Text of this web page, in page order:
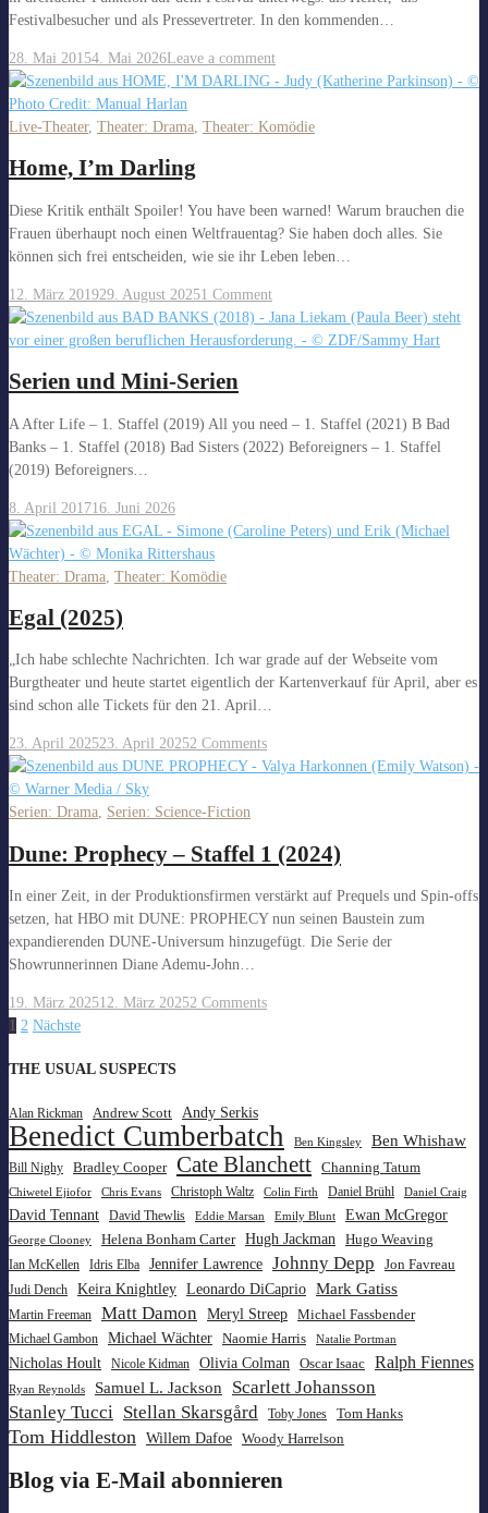
Festivalbesucher und als Pressevertreter. In den kommenden…
28. Mai 20154. Mai 2026Leave a comment
Live-Theater, Theater: Drama Theater: Komödie
Home, I’m Darling
Diese Kritik enthält Spoiler! You have been warned! Warum brauchen die
Frauen überhaupt noch einen Weltfrauentag? Sie haben doch alles. Sie
können sich frei entscheiden, wie sie ihr Leben leben…
12. März 201929. August 20251 Comment
Serien und Mini-Serien
A After Life – 1. Staffel (2019) All you need – 1. Staffel (2021) B Bad
Banks – 1. Staffel (2018) Bad Sisters (2022) Beforeigners – 1. Staffel
(2019) Beforeigners…
8. April 201716. Juni 2026
Theater: Drama Theater: Komödie
Egal (2025)
„Ich habe schlechte Nachrichten. Ich war grade auf der Webseite vom
Burgtheater und heute startet eigentlich der Kartenverkauf für April, aber es
sind schon alle Tickets für den 21. April…
23. April 202523. April 20252 Comments
Serien: Drama, Serien: Science-Fiction
Dune: Prophecy – Staffel 1 (2024)
In einer Zeit, in der Produktionsfirmen verstärkt auf Prequels und Spin-offs
setzen, hat HBO mit DUNE: PROPHECY nun seinen Baustein zum
expandierenden DUNE-Universum hinzugefügt. Die Serie der
Showrunnerinnen Diane Ademu-John…
19. März 202512. März 20252 Comments
Seitennummerierung
Beiträge
1 2 Nächste
THE USUAL SUSPECTS
Alan Rickman Andrew Scott Andy Serkis
Benedict Cumberbatch Ben Kingsley Ben Whishaw
Bill Nighy Bradley Cooper Cate Blanchett Channing Tatum
Chiwetel Ejiofor Chris Evans Christoph Waltz Colin Firth Daniel Brühl Daniel Craig
David Tennant David Thewlis Eddie Marsan Emily Blunt Ewan McGregor
George Clooney Helena Bonham Carter Hugh Jackman Hugo Weaving
Ian McKellen Idris Elba Jennifer Lawrence Johnny Depp Jon Favreau
Judi Dench Keira Knightley Leonardo DiCaprio Mark Gatiss
Martin Freeman Matt Damon Meryl Streep Michael Fassbender
Michael Gambon Michael Wächter Naomie Harris Natalie Portman
Nicholas Hoult Nicole Kidman Olivia Colman Oscar Isaac Ralph Fiennes
Ryan Reynolds Samuel L. Jackson
Scarlett Johansson
Stanley Tucci
Stellan Skarsgård Toby Jones Tom Hanks
Tom Hiddleston Willem Dafoe Woody Harrelson
Blog via E-Mail abonnieren